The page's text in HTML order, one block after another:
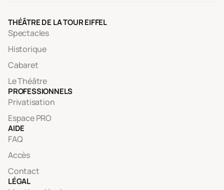
THÉÂTRE DE LA TOUR EIFFEL
Spectacles
Historique
Cabaret
Le Théâtre
PROFESSIONNELS
Privatisation
Espace PRO
AIDE
FAQ
Accès
Contact
LÉGAL